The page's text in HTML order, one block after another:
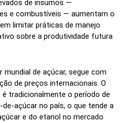
de insumos —
e combustíveis — aumentam o
limitar práticas de manejo
sobre a produtividade futura
mundial de açúcar, segue com
de preços internacionais. O
tradicionalmente o período de
açúcar no país, o que tende a
e do etanol no mercado